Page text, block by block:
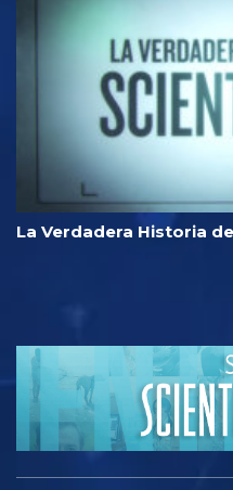
La Verdadera Historia